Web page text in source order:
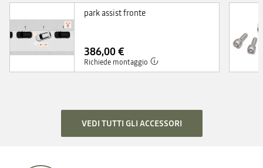
park assist fronte
386,00 €
Richiede montaggio
VEDI TUTTI GLI ACCESSORI​